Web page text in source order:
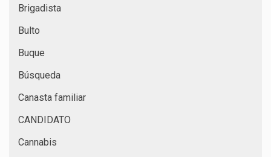
Brigadista
Bulto
Buque
Búsqueda
Canasta familiar
CANDIDATO
Cannabis